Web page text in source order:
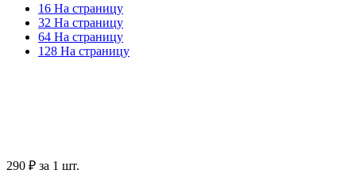
16 На страницу
32 На страницу
64 На страницу
128 На страницу
‍290‍ ₽ за 1 шт.